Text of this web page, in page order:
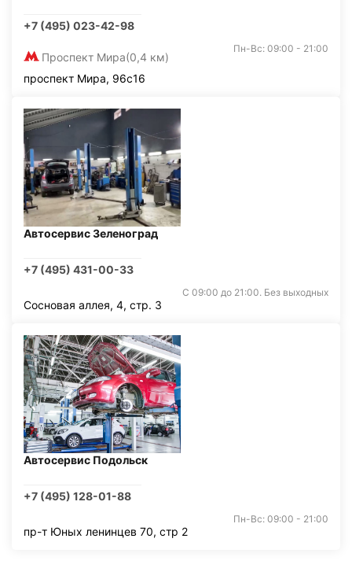
+7 (495) 023-42-98
Проспект Мира(0,4 км)
Пн-Вс: 09:00 - 21:00
проспект Мира, 96с16
Автосервис Зеленоград
+7 (495) 431-00-33
С 09:00 до 21:00. Без выходных
Сосновая аллея, 4, стр. 3
Автосервис Подольск
+7 (495) 128-01-88
Пн-Вс: 09:00 - 21:00
пр-т Юных ленинцев 70, стр 2